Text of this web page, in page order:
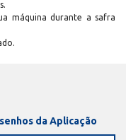
máquina durante a safra
da Aplicação